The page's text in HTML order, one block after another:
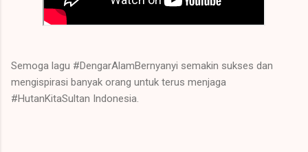
Semoga lagu #DengarAlamBernyanyi semakin sukses dan
mengispirasi banyak orang untuk terus menjaga
#HutanKitaSultan Indonesia.